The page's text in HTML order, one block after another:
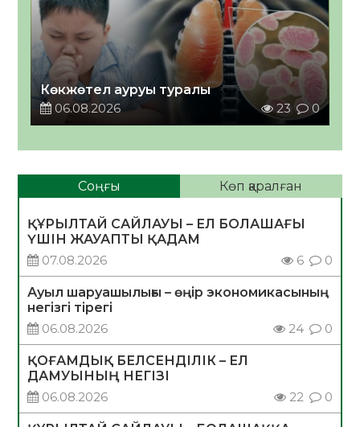
Көкжөтел ауруы туралы
06.08.2026
23 0
Соңғы Көп қаралған
ҚҰРЫЛТАЙ САЙЛАУЫ – ЕЛ БОЛАШАҒЫ
ҮШІН ЖАУАПТЫ ҚАДАМ
07.08.2026
6 0
Ауыл шаруашылығы – өңір экономикасының
негізгі тірегі
06.08.2026
24 0
ҚОҒАМДЫҚ БЕЛСЕНДІЛІК – ЕЛ
ДАМУЫНЫҢ НЕГІЗІ
06.08.2026
22 0